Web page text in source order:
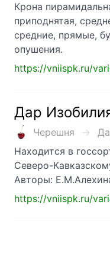
Крона
приподнятая,
средние, прямые,
опушения.
https://vniispk.ru/
Дар
Черешня
Находится в
Северо-
Авторы:
https://vniispk.ru/